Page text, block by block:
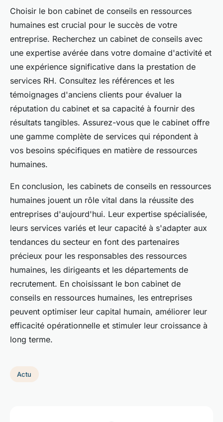
Choisir le bon cabinet de conseils en ressources
humaines est crucial pour le succès de votre
entreprise. Recherchez un cabinet de conseils avec
une expertise avérée dans votre domaine d'activité et
une expérience significative dans la prestation de
services RH. Consultez les références et les
témoignages d'anciens clients pour évaluer la
réputation du cabinet et sa capacité à fournir des
résultats tangibles. Assurez-vous que le cabinet offre
une gamme complète de services qui répondent à
vos besoins spécifiques en matière de ressources
humaines.
En conclusion, les cabinets de conseils en ressources
humaines jouent un rôle vital dans la réussite des
entreprises d'aujourd'hui. Leur expertise spécialisée,
leurs services variés et leur capacité à s'adapter aux
tendances du secteur en font des partenaires
précieux pour les responsables des ressources
humaines, les dirigeants et les départements de
recrutement. En choisissant le bon cabinet de
conseils en ressources humaines, les entreprises
peuvent optimiser leur capital humain, améliorer leur
efficacité opérationnelle et stimuler leur croissance à
long terme.
Actu